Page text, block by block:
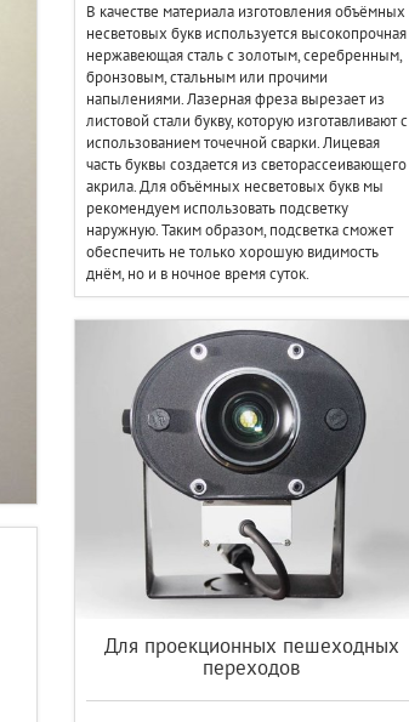
В качестве материала изготовления объёмных
несветовых букв используется высокопрочная
нержавеющая сталь с золотым, серебренным,
бронзовым, стальным или прочими
напылениями. Лазерная фреза вырезает из
листовой стали букву, которую изготавливают с
использованием точечной сварки. Лицевая
часть буквы создается из светорассеивающего
акрила. Для объёмных несветовых букв мы
рекомендуем использовать подсветку
наружную. Таким образом, подсветка сможет
обеспечить не только хорошую видимость
днём, но и в ночное время суток.
Для проекционных пешеходных
переходов